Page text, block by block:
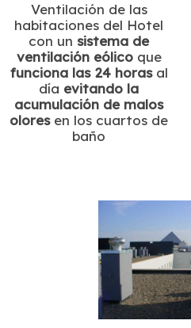
Ventilación de las
habitaciones del Hotel
con un sistema de
ventilación eólicoque
funciona las 24 horasal
día evitando la
acumulación de malos
oloresen los cuartos de
baño